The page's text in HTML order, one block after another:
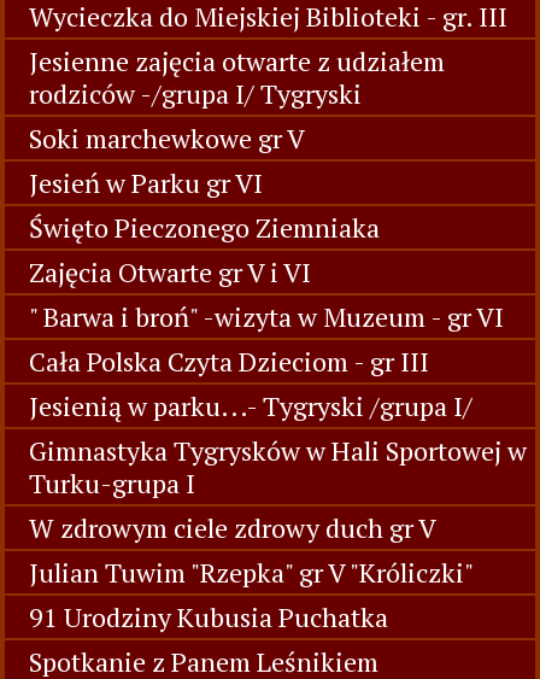
Wycieczka do Miejskiej Biblioteki - gr. III
Jesienne zajęcia otwarte z udziałem
rodziców -/grupa I/ Tygryski
Soki marchewkowe gr V
Jesień w Parku gr VI
Święto Pieczonego Ziemniaka
Zajęcia Otwarte gr V i VI
" Barwa i broń" -wizyta w Muzeum - gr VI
Cała Polska Czyta Dzieciom - gr III
Jesienią w parku...- Tygryski /grupa I/
Gimnastyka Tygrysków w Hali Sportowej w
Turku-grupa I
W zdrowym ciele zdrowy duch gr V
Julian Tuwim "Rzepka" gr V "Króliczki"
91 Urodziny Kubusia Puchatka
Spotkanie z Panem Leśnikiem